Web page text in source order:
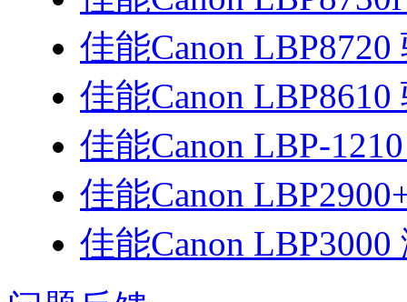
佳能Canon LBP8720
佳能Canon LBP8610
佳能Canon LBP-
佳能Canon
佳能Canon